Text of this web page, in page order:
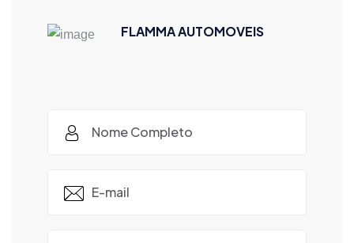
FLAMMA AUTOMOVEIS